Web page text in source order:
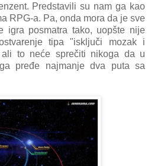
Predstavili su nam ga kao
RPG-a. Pa, onda mora da je sve
igra posmatra tako, uopšte nije
tipa "isključi mozak i
to neće sprečiti nikoga da u
pređe najmanje dva puta sa